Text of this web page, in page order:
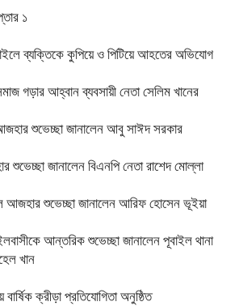
১
ব্যক্তিকে কুপিয়ে ও পিটিয়ে আহতের অভিযোগ
গড়ার আহ্বান ব্যবসায়ী নেতা সেলিম খানের
শুভেচ্ছা জানালেন আবু সাঈদ সরকার
জানালেন বিএনপি নেতা রাশেদ মোল্লা
আজহার শুভেচ্ছা জানালেন আরিফ হোসেন ভূইয়া
আন্তরিক শুভেচ্ছা জানালেন পূবাইল থানা
খান
ক্রীড়া প্রতিযোগিতা অনুষ্ঠিত